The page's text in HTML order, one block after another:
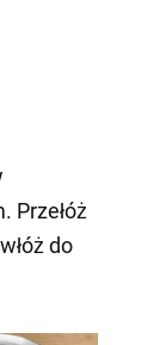
Przełóż
do